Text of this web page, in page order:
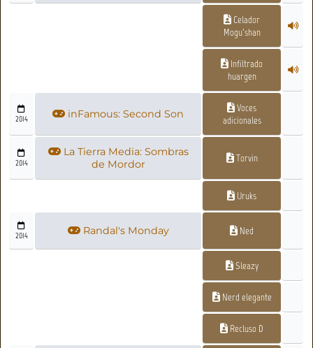
Celador
Mogu'shan
Infiltrado
huargen
2014 inFamous: Second Son
Voces
adicionales
2014
La Tierra Media: Sombras
de Mordor
Torvin
Uruks
2014 Randal's Monday Ned
Sleazy
Nerd elegante
Recluso D